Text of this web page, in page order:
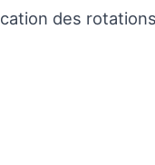
des rotations